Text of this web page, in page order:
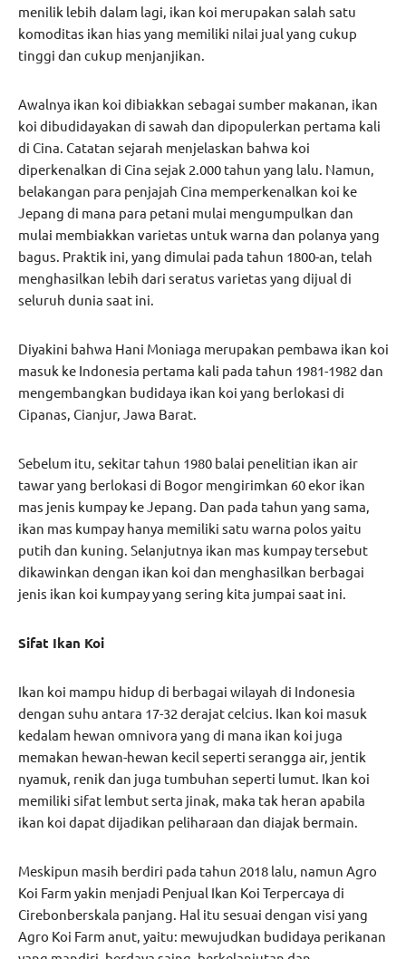
menilik lebih dalam lagi, ikan koi merupakan salah satu
komoditas ikan hias yang memiliki nilai jual yang cukup
tinggi dan cukup menjanjikan.
Awalnya ikan koi dibiakkan sebagai sumber makanan, ikan
koi dibudidayakan di sawah dan dipopulerkan pertama kali
di Cina. Catatan sejarah menjelaskan bahwa koi
diperkenalkan di Cina sejak 2.000 tahun yang lalu. Namun,
belakangan para penjajah Cina memperkenalkan koi ke
Jepang di mana para petani mulai mengumpulkan dan
mulai membiakkan varietas untuk warna dan polanya yang
bagus. Praktik ini, yang dimulai pada tahun 1800-an, telah
menghasilkan lebih dari seratus varietas yang dijual di
seluruh dunia saat ini.
Diyakini bahwa Hani Moniaga merupakan pembawa ikan koi
masuk ke Indonesia pertama kali pada tahun 1981-1982 dan
mengembangkan budidaya ikan koi yang berlokasi di
Cipanas, Cianjur, Jawa Barat.
Sebelum itu, sekitar tahun 1980 balai penelitian ikan air
tawar yang berlokasi di Bogor mengirimkan 60 ekor ikan
mas jenis kumpay ke Jepang. Dan pada tahun yang sama,
ikan mas kumpay hanya memiliki satu warna polos yaitu
putih dan kuning. Selanjutnya ikan mas kumpay tersebut
dikawinkan dengan ikan koi dan menghasilkan berbagai
jenis ikan koi kumpay yang sering kita jumpai saat ini.
Sifat Ikan Koi
Ikan koi mampu hidup di berbagai wilayah di Indonesia
dengan suhu antara 17-32 derajat celcius. Ikan koi masuk
kedalam hewan omnivora yang di mana ikan koi juga
memakan hewan-hewan kecil seperti serangga air, jentik
nyamuk, renik dan juga tumbuhan seperti lumut. Ikan koi
memiliki sifat lembut serta jinak, maka tak heran apabila
ikan koi dapat dijadikan peliharaan dan diajak bermain.
Meskipun masih berdiri pada tahun 2018 lalu, namun Agro
Koi Farm yakin menjadi Penjual Ikan Koi Terpercaya di
Cirebonberskala panjang. Hal itu sesuai dengan visi yang
Agro Koi Farm anut, yaitu: mewujudkan budidaya perikanan